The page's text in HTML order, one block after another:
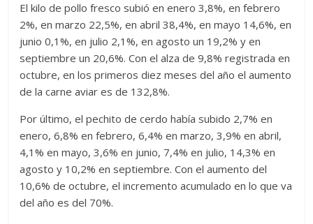
El kilo de pollo fresco subió en enero 3,8%, en febrero
2%, en marzo 22,5%, en abril 38,4%, en mayo 14,6%, en
junio 0,1%, en julio 2,1%, en agosto un 19,2% y en
septiembre un 20,6%. Con el alza de 9,8% registrada en
octubre, en los primeros diez meses del año el aumento
de la carne aviar es de 132,8%.
Por último, el pechito de cerdo había subido 2,7% en
enero, 6,8% en febrero, 6,4% en marzo, 3,9% en abril,
4,1% en mayo, 3,6% en junio, 7,4% en julio, 14,3% en
agosto y 10,2% en septiembre. Con el aumento del
10,6% de octubre, el incremento acumulado en lo que va
del año es del 70%.